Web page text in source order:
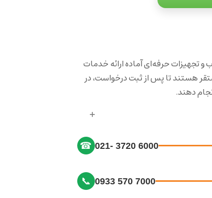
و تجهیزات حرفه‌ای آماده ارائه خدمات
هستند تا پس از ثبت درخواست، در
دهند.
☎ 021- 3720 6000
📞 0933 570 7000